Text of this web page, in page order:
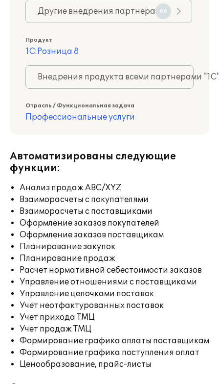
Другие внедрения партнера 66
Продукт
1С:Розница 8
Внедрения продукта всеми партнерами
Отрасль / Функциональная задача
Профессиональные услуги
Автоматизированы следующие
функции:
Анализ продаж ABC/XYZ
Взаиморасчеты с покупателями
Взаиморасчеты с поставщиками
Оформление заказов покупателей
Оформление заказов поставщикам
Планирование закупок
Планирование продаж
Расчет нормативной себестоимости заказов
Управление отношениями с поставщиками
Управление цепочками поставок
Учет неотфактурованных поставок
Учет прихода ТМЦ
Учет продаж ТМЦ
Формирование графика оплаты поставщикам
Формирование графика поступления оплат
Ценообразование, прайс-листы